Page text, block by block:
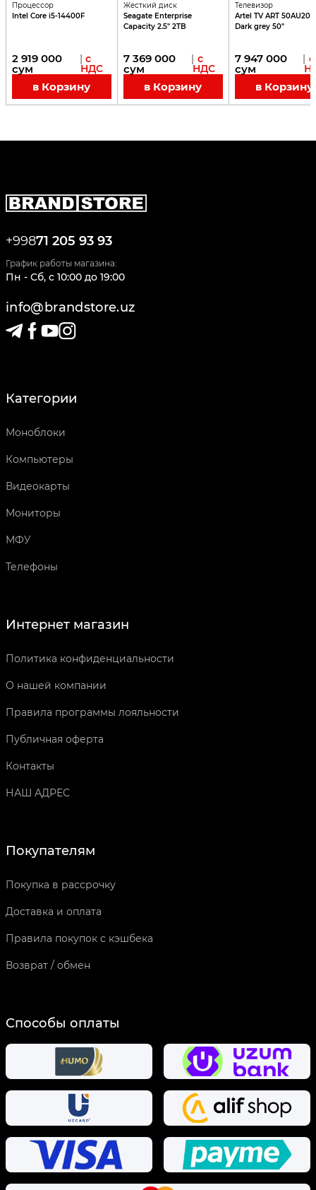
Процессор
Intel Core i5-14400F
2 919 000
сум
| с
НДС
в Корзину
Жесткий диск
Seagate Enterprise
Capacity 2.5" 2TB
7 369 000
сум
| с
НДС
в Корзину
Телевизор
Artel TV ART 50AU20K
Dark grey 50"
7 947 000
сум
| с
в Корзину
+99871 205 93 93
График работы магазина:
Пн - Сб, c 10:00 до 19:00
info@brandstore.uz
Категории
Моноблоки
Компьютеры
Видеокарты
Мониторы
МФУ
Телефоны
Интернет магазин
Политика конфиденциальности
О нашей компании
Правила программы лояльности
Публичная оферта
Контакты
НАШ АДРЕС
Покупателям
Покупка в рассрочку
Доставка и оплата
Правила покупок с кэшбека
Возврат / обмен
Способы оплаты